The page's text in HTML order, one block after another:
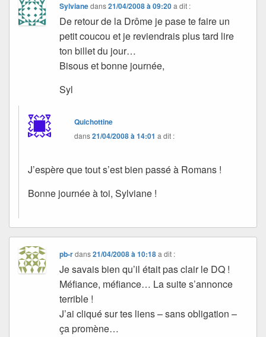
Sylvianedans21/04/2008 à 09:20 a dit :
De retour de la Drôme je pase te faire un
petit coucou et je reviendrais plus tard lire
ton billet du jour…
Bisous et bonne journée,
Syl
Quichottine
dans21/04/2008 à 14:01 a dit :
J’espère que tout s’est bien passé à Romans !
Bonne journée à toi, Sylviane !
pb-rdans21/04/2008 à 10:18 a dit :
Je savais bien qu’il était pas clair le DQ !
Méfiance, méfiance… La suite s’annonce
terrible !
J’ai cliqué sur tes liens – sans obligation –
ça promène…